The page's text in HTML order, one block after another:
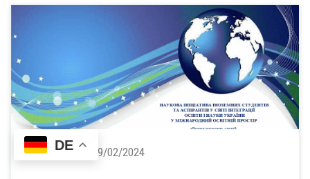
Verlagswesen: 19/02/2024
DE